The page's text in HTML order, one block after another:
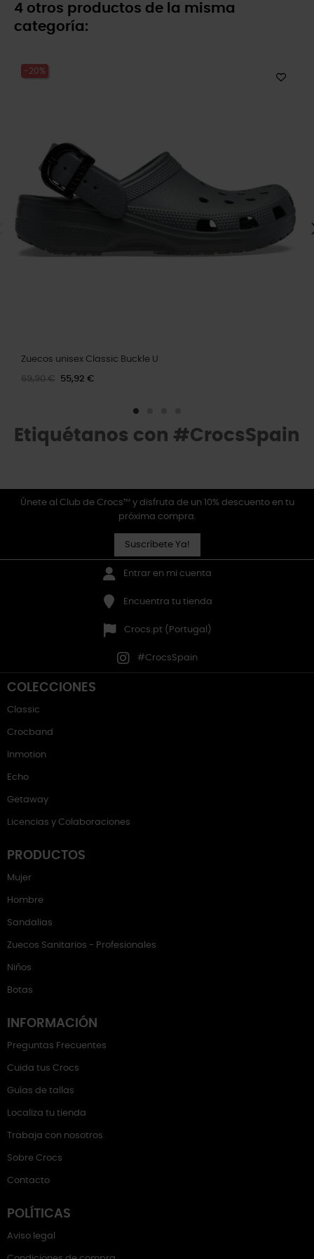
4 otros productos de la misma
categoría:
-20%
Zuecos unisex Classic Buckle U
69,90 € 55,92 €
Etiquétanos con #CrocsSpain
Únete al Club de Crocs™ y disfruta de un 10% descuento en tu
próxima compra.
Suscríbete Ya!
Entrar en mi cuenta
Encuentra tu tienda
Crocs.pt (Portugal)
#CrocsSpain
COLECCIONES
Classic
Crocband
Inmotion
Echo
Getaway
Licencias y Colaboraciones
PRODUCTOS
Mujer
Hombre
Sandalias
Zuecos Sanitarios - Profesionales
Niños
Botas
INFORMACIÓN
Preguntas Frecuentes
Cuida tus Crocs
Guías de tallas
Localiza tu tienda
Trabaja con nosotros
Sobre Crocs
Contacto
POLÍTICAS
Aviso legal